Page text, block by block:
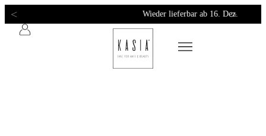
< Dermatologisch getestet >